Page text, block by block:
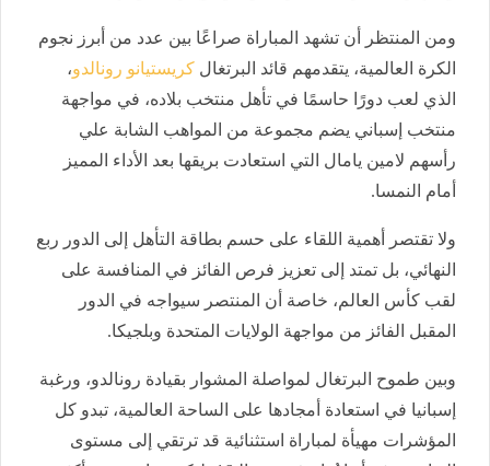
ومن المنتظر أن تشهد المباراة صراعًا بين عدد من أبرز نجوم
الكرة العالمية، يتقدمهم قائد البرتغال كريستيانو رونالدو،
الذي لعب دورًا حاسمًا في تأهل منتخب بلاده، في مواجهة
منتخب إسباني يضم مجموعة من المواهب الشابة علي
رأسهم لامين يامال التي استعادت بريقها بعد الأداء المميز
أمام النمسا.
ولا تقتصر أهمية اللقاء على حسم بطاقة التأهل إلى الدور ربع
النهائي، بل تمتد إلى تعزيز فرص الفائز في المنافسة على
لقب كأس العالم، خاصة أن المنتصر سيواجه في الدور
المقبل الفائز من مواجهة الولايات المتحدة وبلجيكا.
وبين طموح البرتغال لمواصلة المشوار بقيادة رونالدو، ورغبة
إسبانيا في استعادة أمجادها على الساحة العالمية، تبدو كل
المؤشرات مهيأة لمباراة استثنائية قد ترتقي إلى مستوى